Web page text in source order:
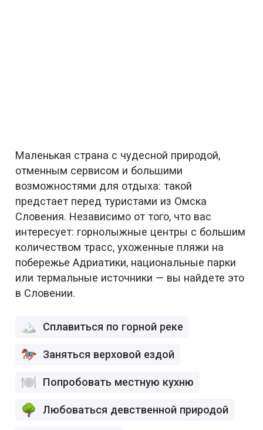
Маленькая страна с чудесной природой,
отменным сервисом и большими
возможностями для отдыха: такой
предстает перед туристами из Омска
Словения. Независимо от того, что вас
интересует: горнолыжные центры с большим
количеством трасс, ухоженные пляжи на
побережье Адриатики, национальные парки
или термальные источники — вы найдете это
в Словении.
Сплавиться по горной реке
Заняться верховой ездой
Попробовать местную кухню
Любоваться девственной природой